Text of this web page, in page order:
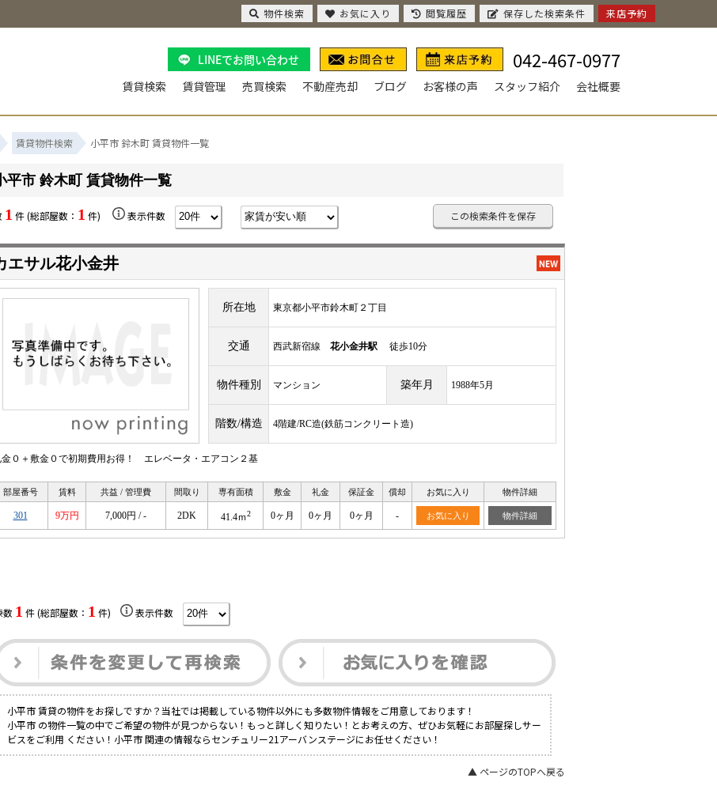
LINEでお問い合わせ 042-467-0977
賃貸検索 賃貸管理 売買検索 不動産売却 ブログ お客様の声 スタッフ紹介 会社概要
賃貸物件検索 小平市 鈴木町 賃貸物件一覧
平市 鈴木町 賃貸物件一覧
1 件 (総部屋数： 1 件) 表示件数 この検索条件を保存
エサル花小金井
所在地 東京都小平市鈴木町２丁目
交通 西武新宿線 花小金井駅 徒歩10分
物件種別 マンション 築年月 1988年5月
階数/構造 4階建/RC造(鉄筋コンクリート造)
金０＋敷金０で初期費用お得！ エレベータ・エアコン２基
部屋番号 賃料 共益 / 管理費 間取り 専有面積 敷金 礼金 保証金 償却 お気に入り 物件詳細
301 9万円 7,000円 / - 2DK 41.4ｍ2 0ヶ月 0ヶ月 0ヶ月 - お気に入り 物件詳細
数 1 件 (総部屋数： 1 件) 表示件数
小平市 賃貸の物件をお探しですか？当社では掲載している物件以外にも多数物件情報をご用意しております！
小平市 の物件一覧の中でご希望の物件が見つからない！もっと詳しく知りたい！とお考えの方、ぜひお気軽にお部屋探しサー
ビスをご利用 ください！小平市 関連の情報ならセンチュリー21アーバンステージにお任せください！
▲ ページのTOPへ戻る
物件検索 お気に入り 閲覧履歴 保存した検索条件 来店予約